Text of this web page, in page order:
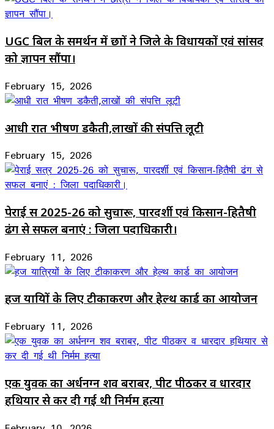
UGC बिल के समर्थन में छात्रों ने जिले के विधायकों एवं सांसद
को ज्ञापन सौंपा।
February 15, 2026
आधी रात भीषण डकैती,लाखों की संपत्ति लूटी
February 15, 2026
पेराई सत्र 2025-26 को सुचारू, पारदर्शी एवं किसान-हितैषी
ढंग से सफल बनाएं : जिला पदाधिकारी।
February 11, 2026
हज यात्रियों के लिए टीकाकरण और हेल्थ कार्ड का आयोजन
February 11, 2026
एक युवक का अर्धनग्न शव बराबर, पीट पीठकर व धारदार
हथियार से कर दी गई थी निर्मम हत्या